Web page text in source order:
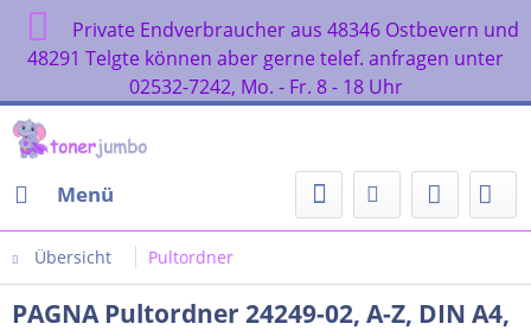
Private Endverbraucher aus 48346 Ostbevern und
48291 Telgte können aber gerne telef. anfragen unter
02532-7242, Mo. - Fr. 8 - 18 Uhr
Menü
Übersicht Pultordner
PAGNA Pultordner 24249-02, A-Z, DIN A4,